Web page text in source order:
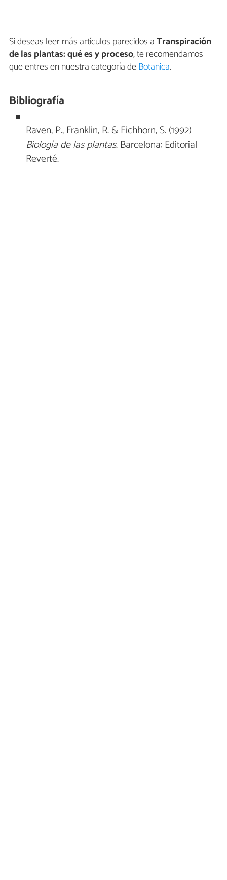
Si deseas leer más artículos parecidos aTranspiración
de las plantas: qué es y proceso, te recomendamos
que entres en nuestra categoría deBotanica.
Bibliografía
Raven, P., Franklin, R. & Eichhorn, S. (1992)
Biología de las plantas. Barcelona: Editorial
Reverté.